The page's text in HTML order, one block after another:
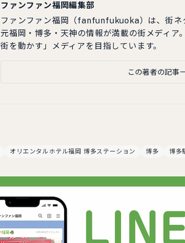
ファンファン福岡編集部
ファンファン福岡（fanfunfukuoka）は、街ネ
元福岡・博多・天神の情報が満載の街メディア
街を動かす」メディアを目指しています。
この著者の記事
オリエンタルホテル福岡 博多ステーション 博多 博多